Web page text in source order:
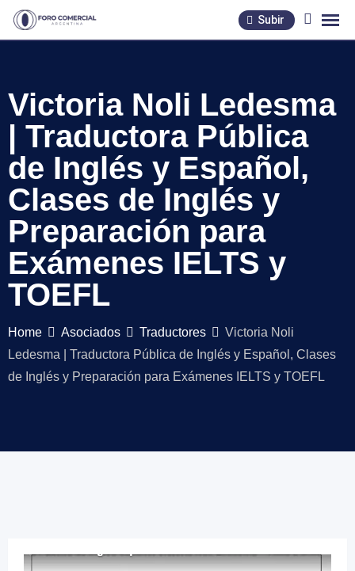
Skip
Subir
Victoria Noli Ledesma
| Traductora Pública
de Inglés y Español,
Clases de Inglés y
Preparación para
Exámenes IELTS y
TOEFL
Home Asociados Traductores
Victoria Noli
Ledesma | Traductora Pública de Inglés y Español, Clases
de Inglés y Preparación para Exámenes IELTS y TOEFL